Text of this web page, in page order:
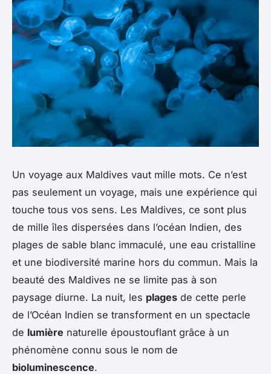
Un voyage aux Maldives vaut mille mots. Ce n’est
pas seulement un voyage, mais une expérience qui
touche tous vos sens. Les Maldives, ce sont plus
de mille îles dispersées dans l’océan Indien, des
plages de sable blanc immaculé, une eau cristalline
et une biodiversité marine hors du commun. Mais la
beauté des Maldives ne se limite pas à son
paysage diurne. La nuit, les plages de cette perle
de l’Océan Indien se transforment en un spectacle
de lumière naturelle époustouflant grâce à un
phénomène connu sous le nom de
bioluminescence.